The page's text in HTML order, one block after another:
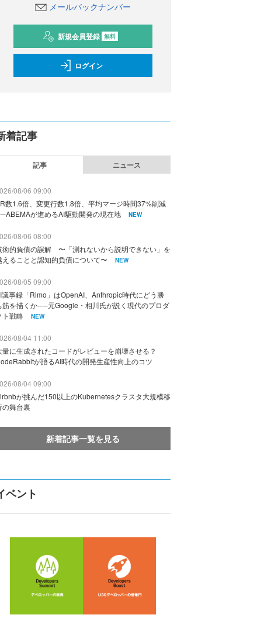
メールバックナンバー
新規会員登録 無料
ログイン
着記事
記事 ニュース
08/06 09:00
数1.6倍、変更行数1.8倍、平均マージ時間37%削減
が進めるAI駆動開発の現在地
NEW
08/06 08:00
術的負債の誤解 〜「測れないから説明できない」を
えることと認知的負債について〜
NEW
08/05 09:00
議事録「Rimo」はOpenAI、Anthropic時代にどう勝
筋を描くか──元Google・相川氏が説く現代のプロダ
ト戦略
NEW
08/04 11:00
量に生成されたコードがレビューを崩壊させる？
が語るAI時代の開発生産性向上のコツ
08/04 09:00
が挑んだ150以上のKubernetesクラスタ大規模移
の舞台裏
新着記事一覧を見る
ベント